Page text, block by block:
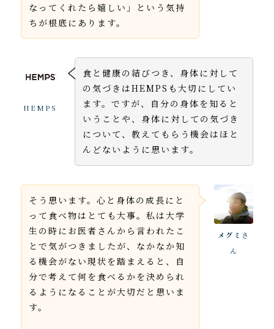
なってくれたら嬉しい」という気持
ちが根底にあります。
HEMPS
食と健康の結びつき、身体に対して
の気づきはHEMPSも大切にしてい
ます。ですが、自分の身体を知ると
いうことや、身体に対しての気づき
について、教えてもらう機会はほと
んどないように思います。
メグミ さ
ん
そう思います。心と身体の成長にと
って食べ物はとても大事。私は大学
生の時にお医者さんから言われたこ
とで気がつきましたが、なかなか知
る機会がない現状を踏まえると、自
分で考えて何を食べるかを決められ
るようになることが大切だと思いま
す。